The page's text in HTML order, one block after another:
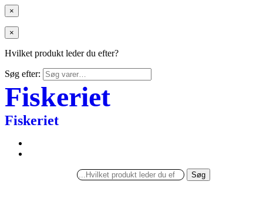
×
×
Hvilket produkt leder du efter?
Søg efter:
Fiskeriet
Fiskeriet
Søg